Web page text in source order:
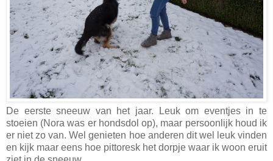
De eerste sneeuw van het jaar. Leuk om eventjes in te
stoeien (Nora was er hondsdol op), maar persoonlijk houd ik
er niet zo van. Wel genieten hoe anderen dit wel leuk vinden
en kijk maar eens hoe pittoresk het dorpje waar ik woon eruit